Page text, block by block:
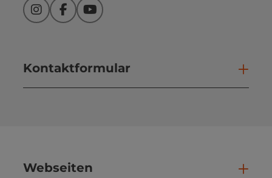
InstagramFacebookYouTube
Kontaktformular
Webseiten